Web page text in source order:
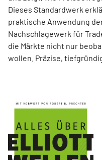
Dieses Standardwerk
praktische Anwendung
Nachschlagewerk für
die Märkte nicht nur
wollen. Präzise,